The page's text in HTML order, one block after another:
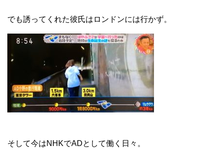
でも誘ってくれた彼氏はロンドンには行かず。
そして今はNHKでADとして働く日々。